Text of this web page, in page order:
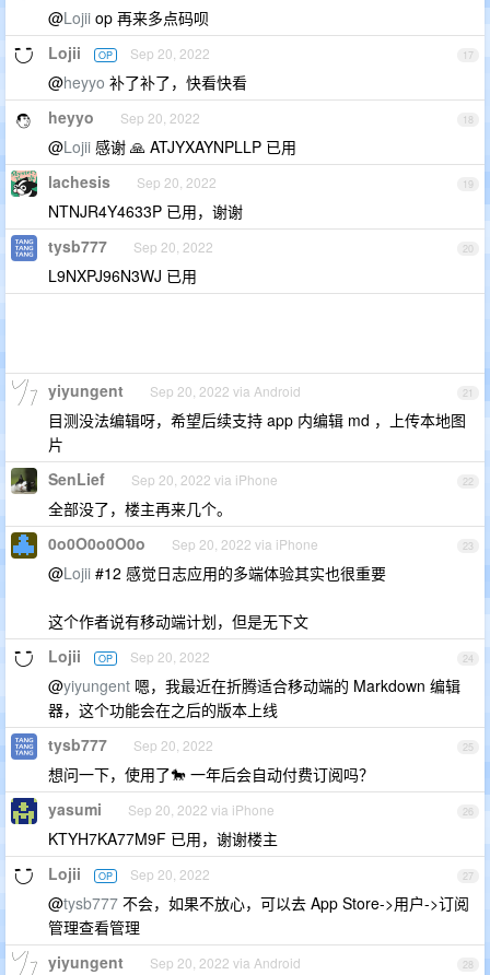
@Lojii op 再来多点码呗
17
Lojii OP Sep 20, 2022
@heyyo 补了补了，快看快看
18
heyyo Sep 20, 2022
@Lojii 感谢 🙏 ATJYXAYNPLLP 已用
19
lachesis Sep 20, 2022
NTNJR4Y4633P 已用，谢谢
20
tysb777 Sep 20, 2022
L9NXPJ96N3WJ 已用
21
yiyungent Sep 20, 2022 via Android
目测没法编辑呀，希望后续支持 app 内编辑 md ，上传本地图
片
22
SenLief Sep 20, 2022 via iPhone
全部没了，楼主再来几个。
23
0o0O0o0O0o Sep 20, 2022 via iPhone
@Lojii #12 感觉日志应用的多端体验其实也很重要
这个作者说有移动端计划，但是无下文
24
Lojii OP Sep 20, 2022
@yiyungent 嗯，我最近在折腾适合移动端的 Markdown 编辑
器，这个功能会在之后的版本上线
25
tysb777 Sep 20, 2022
想问一下，使用了🐎 一年后会自动付费订阅吗？
26
yasumi Sep 20, 2022 via iPhone
KTYH7KA77M9F 已用，谢谢楼主
27
Lojii OP Sep 20, 2022
@tysb777 不会，如果不放心，可以去 App Store->用户->订阅
管理查看管理
28
yiyungent Sep 20, 2022 via Android